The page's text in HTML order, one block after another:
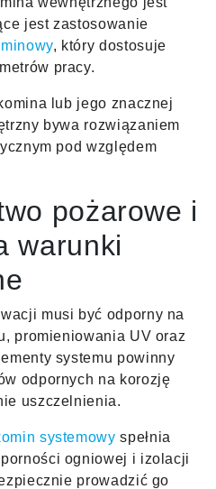
jest zastosowanie
, który dostosuje
pracy.
lub jego znacznej
bywa rozwiązaniem
pod względem
pożarowe i
warunki
musi być odporny na
promieniowania UV oraz
systemu powinny
odpornych na korozję
uszczelnienia.
systemowy spełnia
ogniowej i izolacji
prowadzić go